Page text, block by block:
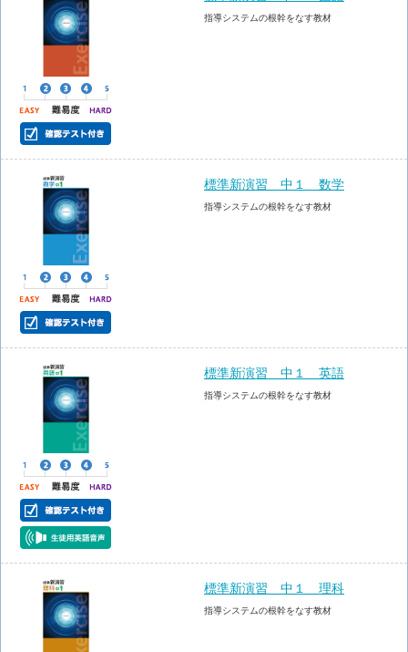
指導システムの根幹をなす教材
標準新演習 中１ 数学
指導システムの根幹をなす教材
標準新演習 中１ 英語
指導システムの根幹をなす教材
標準新演習 中１ 理科
指導システムの根幹をなす教材